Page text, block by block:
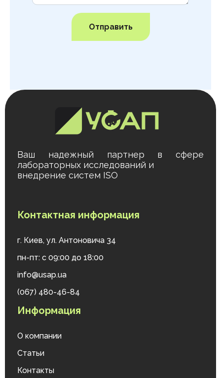
Отправить
Ваш надежный партнер в сфере
лабораторных исследований и
внедрение систем ISO
Контактная информация
г. Киев, ул. Антоновича 34
пн-пт: с 09:00 до 18:00
info@usap.ua
(067) 480-46-84
Информация
О компании
Статьи
Контакты